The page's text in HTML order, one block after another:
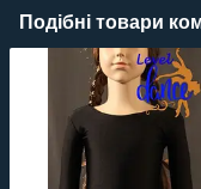
Подібні товари